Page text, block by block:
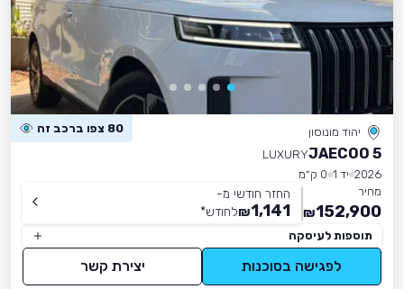
יהוד מונוסון 80 צפו ברכב זה
JAECOO 5
LUXURY
2026 יד 1
0 ק״מ
מחיר
152,900
₪
החזר חודשי מ-
1,141
₪לחודש*
תוספות לעיסקה
לפגישה בסוכנות יצירת קשר